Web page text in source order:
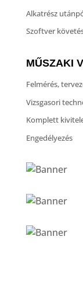
Alkatrész
Szoftver
MŰSZAKI
Felmérés,
Vizsgasori
Komplett
Engedélyezés